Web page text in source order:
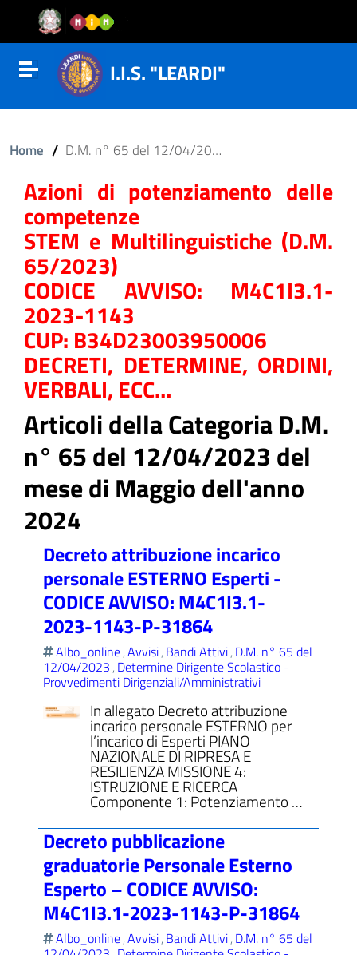
Vai al contenuto
Vail al menu di navigazione
Vai al footer
Attiva disattiva la navigazione
del sito
I.I.S. "LEARDI"
Home / D.M. n° 65 del 12/04/2023
Azioni di potenziamento delle
competenze
STEM e Multilinguistiche (D.M.
65/2023)
CODICE AVVISO: M4C1I3.1-
2023-1143
CUP: B34D23003950006
DECRETI, DETERMINE, ORDINI,
VERBALI, ECC…
Articoli della Categoria D.M.
n° 65 del 12/04/2023 del
mese di Maggio dell'anno
2024
Decreto attribuzione incarico
personale ESTERNO Esperti -
CODICE AVVISO: M4C1I3.1-
2023-1143-P-31864
Albo_online,Avvisi, Bandi Attivi, D.M. n° 65 del
12/04/2023, Determine Dirigente Scolastico -
Provvedimenti Dirigenziali/Amministrativi
In allegato Decreto attribuzione
incarico personale ESTERNO per
l’incarico di Esperti PIANO
NAZIONALE DI RIPRESA E
RESILIENZA MISSIONE 4:
ISTRUZIONE E RICERCA
Componente 1: Potenziamento …
Decreto pubblicazione
graduatorie Personale Esterno
Esperto – CODICE AVVISO:
M4C1I3.1-2023-1143-P-31864
Albo_online,Avvisi, Bandi Attivi, D.M. n° 65 del